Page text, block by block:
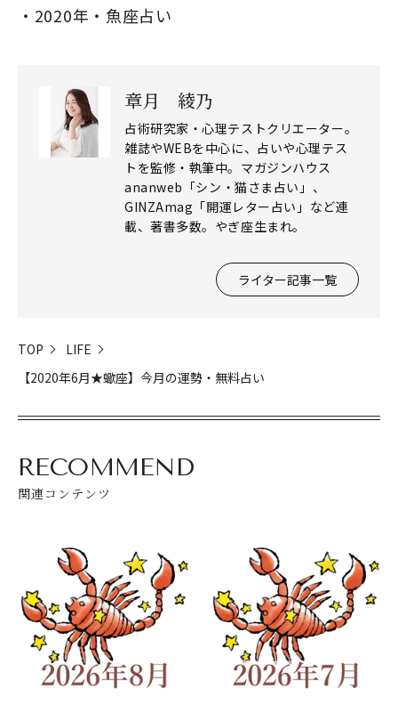
2020年・魚座占い
章月 綾乃
占術研究家・心理テストクリエーター。
雑誌やWEBを中心に、占いや心理テス
トを監修・執筆中。マガジンハウス
ananweb「シン・猫さま占い」、
GINZAmag「開運レター占い」など連
載、著書多数。やぎ座生まれ。
ライター記事一覧
TOP
LIFE
【2020年6月★蠍座】今月の運勢・無料占い
RECOMMEND
関連コンテンツ